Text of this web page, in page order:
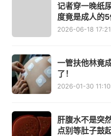
记者穿一晚纸
度竟是成人的5
2026-06-18
一管扶他林竟
了！
2026-01-30
肝腹水不是突
点别等肚子鼓